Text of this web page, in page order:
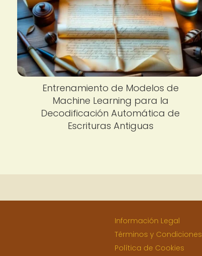
Entrenamiento de Modelos de
Machine Learning para la
Decodificación Automática de
Escrituras Antiguas
Información Legal
Términos y Condiciones
Política de Cookies